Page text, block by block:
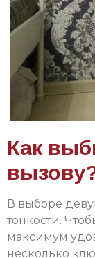
Как
В выборе
тонкости.
максимум
несколько